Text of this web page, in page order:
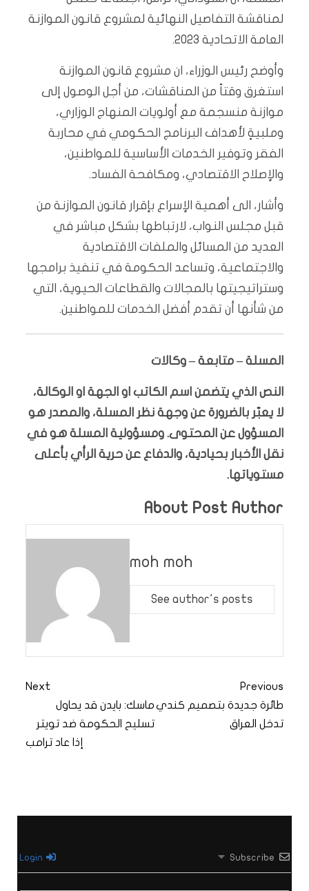
لمناقشة التفاصيل النهائية لمشروع قانون الموازنة
العامة الاتحادية 2023.
وأوضح رئيس الوزراء، ان مشروع قانون الموازنة
استغرق وقتاً من المناقشات، من أجل الوصول إلى
موازنة منسجمة مع أولويات المنهاج الوزاري،
وملبيةٍ لأهداف البرنامج الحكومي في محاربة
الفقر وتوفير الخدمات الأساسية للمواطنين،
والإصلاح الاقتصادي، ومكافحة الفساد.
وأشار، الى أهمية الإسراع بإقرار قانون الموازنة من
قبل مجلس النواب، لارتباطها بشكل مباشر في
العديد من المسائل والملفات الاقتصادية
والاجتماعية، وتساعد الحكومة في تنفيذ برامجها
وستراتيجيتها بالمجالات والقطاعات الحيوية، التي
من شأنها أن تقدم أفضل الخدمات للمواطنين.
المسلة – متابعة – وكالات
النص الذي يتضمن اسم الكاتب او الجهة او الوكالة،
لا يعبّر بالضرورة عن وجهة نظر المسلة، والمصدر هو
المسؤول عن المحتوى. ومسؤولية المسلة هو في
نقل الأخبار بحيادية، والدفاع عن حرية الرأي بأعلى
مستوياتها.
About Post Author
moh moh
See author's posts
Previous
طائرة جديدة بتصميم كندي
تدخل العراق
Next
ماسك: بايدن قد يحاول
تسليح الحكومة ضد تويتر
إذا عاد ترامب
Subscribe